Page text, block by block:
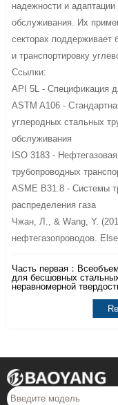
надежности и
обслуживания. Их
секторах поддерживает
и транспортировку
Ссылки:
API 5L - Спецификация
ASTM A106 -
углеродных стальных
обслуживания
ISO 3183 -
трубопроводных
ASME B31.8 - Системы
распределения газа
Чжан, Л., & Wang, Y.
нефтегазопроводов.
Часть первая：
для бесшовных
неравномерной